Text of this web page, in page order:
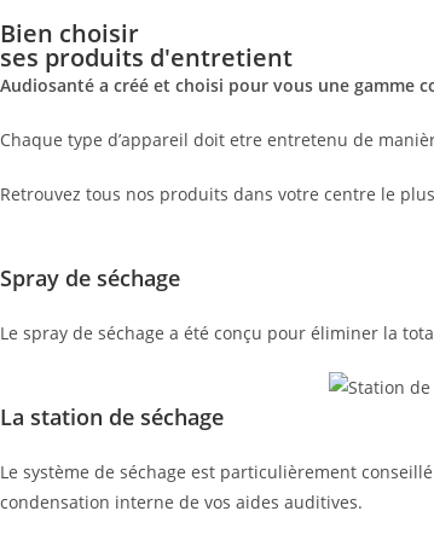
Bien choisir
ses produits d'entretient
Audiosanté a créé et choisi pour vous une gamme
Chaque type d’appareil doit etre entretenu de
Retrouvez tous nos produits dans votre centre le
Spray de séchage
Le spray de séchage a été conçu pour éliminer la
La station de séchage
Le système de séchage est particulièrement
condensation interne de vos aides auditives.